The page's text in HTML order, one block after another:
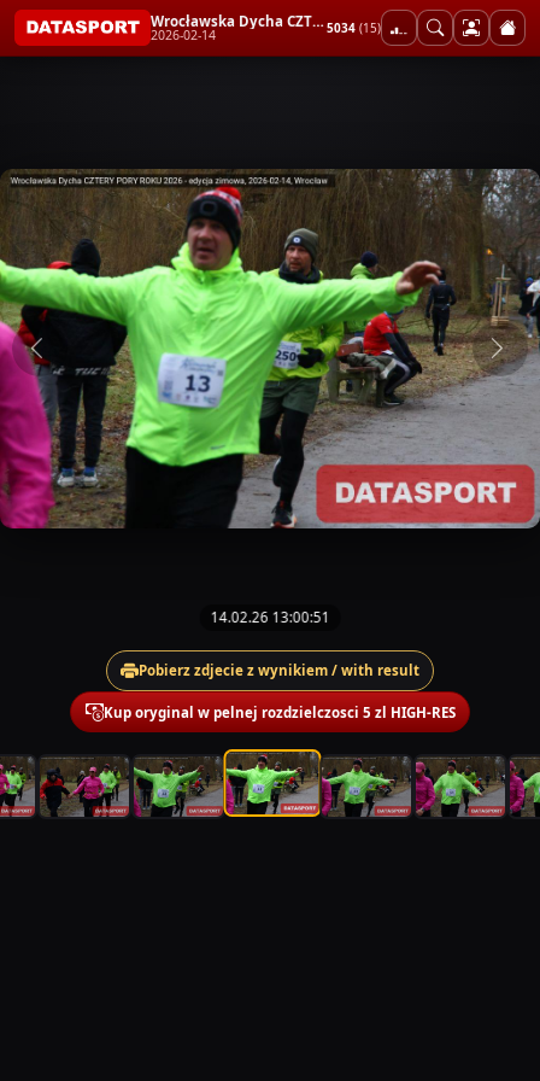
Wrocławska Dycha CZTERY PORY ROKU 2026 - edycja zimowa
2026-02-14 5034 (15)
14.02.26 13:00:51
Pobierz zdjecie z wynikiem / with result
Kup oryginal w pelnej rozdzielczosci 5 zl HIGH-RES